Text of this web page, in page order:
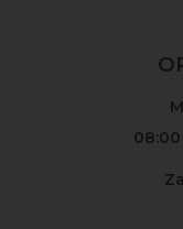
08:00